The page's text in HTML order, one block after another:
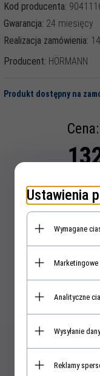
Kod producenta:
Gwarancja: 24 miesięcy
Realizacja zamówienia:
Producent: HÖRMANN
Produkt dostępny na
Cena:
Ustawienia
Wymagane
Marketingowe
Analityczne
Wysyłanie
Reklamy